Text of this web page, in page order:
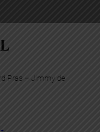
Pras – Jimmy de